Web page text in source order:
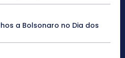
a Bolsonaro no Dia dos